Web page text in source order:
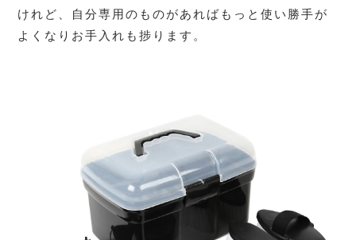
けれど、自分専用のものがあればもっと使い勝手が
よくなりお手入れも捗ります。